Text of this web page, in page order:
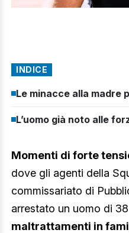
INDICE
Le minacce alla madre
L’uomo già noto alle
Momenti di forte
dove gli agenti della
commissariato di
arrestato un uomo di
maltrattamenti in